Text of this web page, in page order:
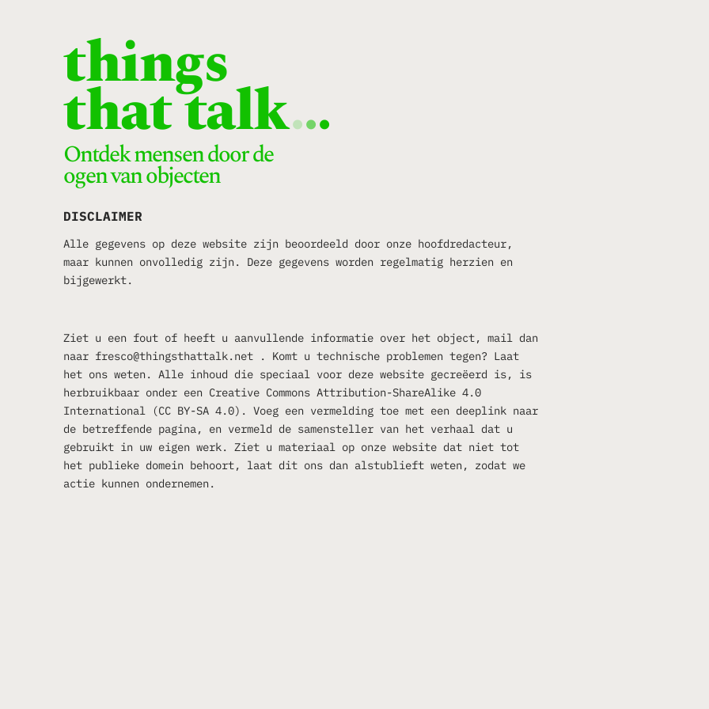
things
that talk
...
Ontdek mensen door de
ogen van objecten
DISCLAIMER
Alle gegevens op deze website zijn beoordeeld door onze hoofdredacteur,
maar kunnen onvolledig zijn. Deze gegevens worden regelmatig herzien en
bijgewerkt.
Ziet u een fout of heeft u aanvullende informatie over het object, mail dan
naar fresco@thingsthattalk.net . Komt u technische problemen tegen? Laat
het ons weten. Alle inhoud die speciaal voor deze website gecreëerd is, is
herbruikbaar onder een Creative Commons Attribution-ShareAlike 4.0
International (CC BY-SA 4.0). Voeg een vermelding toe met een deeplink naar
de betreffende pagina, en vermeld de samensteller van het verhaal dat u
gebruikt in uw eigen werk. Ziet u materiaal op onze website dat niet tot
het publieke domein behoort, laat dit ons dan alstublieft weten, zodat we
actie kunnen ondernemen.